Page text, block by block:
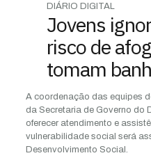
DIÁRIO DIGITAL
Jovens
risco de
tomam
A coordenação das equipes
da Secretaria de Governo do
oferecer atendimento e
vulnerabilidade social será
Desenvolvimento Social.